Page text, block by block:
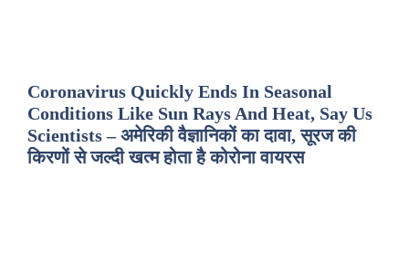
Coronavirus Quickly Ends In Seasonal
Conditions Like Sun Rays And Heat, Say Us
Scientists – अमेरिकी वैज्ञानिकों का दावा, सूरज की
किरणों से जल्दी खत्म होता है कोरोना वायरस